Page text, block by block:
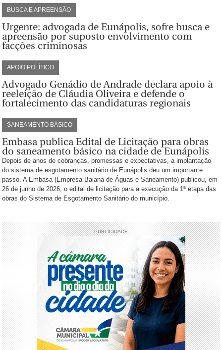
BUSCA E APREENSÃO
Urgente: advogada de Eunápolis, sofre busca e
apreensão por suposto envolvimento com
facções criminosas
APOIO POLÍTICO
Advogado Genádio de Andrade declara apoio à
reeleição de Cláudia Oliveira e defende o
fortalecimento das candidaturas regionais
SANEAMENTO BÁSICO
Embasa publica Edital de Licitação para obras
do saneamento básico na cidade de Eunápolis
Depois de anos de cobranças, promessas e expectativas, a implantação
do sistema de esgotamento sanitário de Eunápolis deu um importante
passo. A Embasa (Empresa Baiana de Águas e Saneamento) publicou, em
26 de junho de 2026, o edital de licitação para a execução da 1ª etapa das
obras do Sistema de Esgotamento Sanitário do município.
PUBLICIDADE